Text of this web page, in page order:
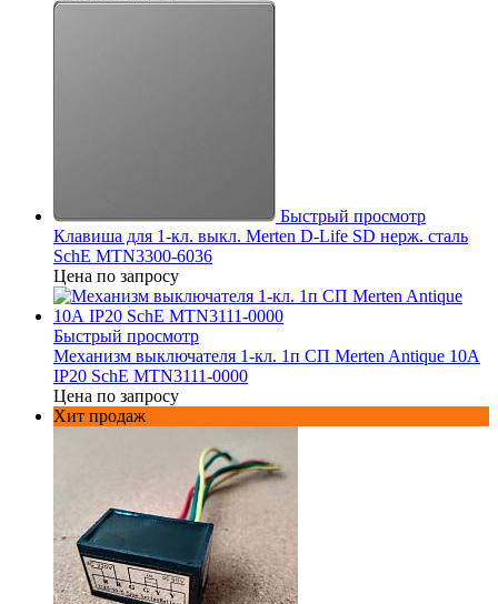
Быстрый просмотр
Клавиша для 1-кл. выкл. Merten D-Life SD нерж. сталь
SchE MTN3300-6036
Цена по запросу
Быстрый просмотр
Механизм выключателя 1-кл. 1п СП Merten Antique 10А
IP20 SchE MTN3111-0000
Цена по запросу
Хит продаж